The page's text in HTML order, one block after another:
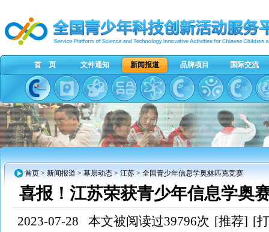
首 页 文件通知 新闻报道 品牌项目 国际交流
首页 > 新闻报道 > 基层动态 > 江苏 > 全国青少年信息学奥林匹克竞赛
喜报！江苏荣获青少年信息学奥
2023-07-28 本文被阅读过39796次 [推荐] [